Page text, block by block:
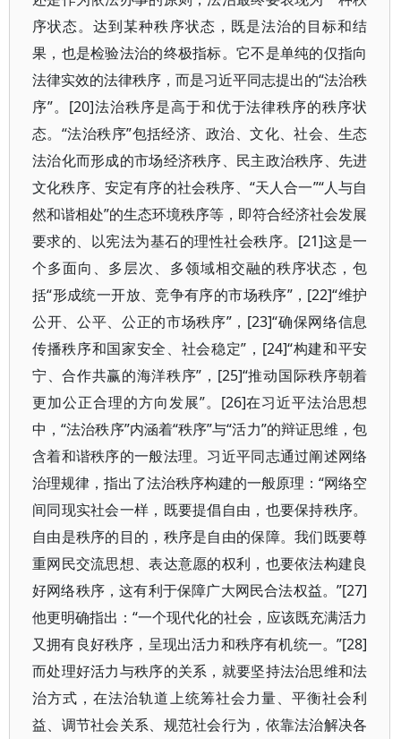
序状态。达到某种秩序状态，既是法治的目标和结
果，也是检验法治的终极指标。它不是单纯的仅指向
法律实效的法律秩序，而是习近平同志提出的“法治秩
序”。[20]法治秩序是高于和优于法律秩序的秩序状
态。“法治秩序”包括经济、政治、文化、社会、生态
法治化而形成的市场经济秩序、民主政治秩序、先进
文化秩序、安定有序的社会秩序、“天人合一”“人与自
然和谐相处”的生态环境秩序等，即符合经济社会发展
要求的、以宪法为基石的理性社会秩序。[21]这是一
个多面向、多层次、多领域相交融的秩序状态，包
括“形成统一开放、竞争有序的市场秩序”，[22]“维护
公开、公平、公正的市场秩序”，[23]“确保网络信息
传播秩序和国家安全、社会稳定”，[24]“构建和平安
宁、合作共赢的海洋秩序”，[25]“推动国际秩序朝着
更加公正合理的方向发展”。[26]在习近平法治思想
中，“法治秩序”内涵着“秩序”与“活力”的辩证思维，包
含着和谐秩序的一般法理。习近平同志通过阐述网络
治理规律，指出了法治秩序构建的一般原理：“网络空
间同现实社会一样，既要提倡自由，也要保持秩序。
自由是秩序的目的，秩序是自由的保障。我们既要尊
重网民交流思想、表达意愿的权利，也要依法构建良
好网络秩序，这有利于保障广大网民合法权益。”[27]
他更明确指出：“一个现代化的社会，应该既充满活力
又拥有良好秩序，呈现出活力和秩序有机统一。”[28]
而处理好活力与秩序的关系，就要坚持法治思维和法
治方式，在法治轨道上统筹社会力量、平衡社会利
益、调节社会关系、规范社会行为，依靠法治解决各